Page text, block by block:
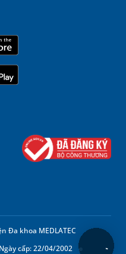
Đa khoa MEDLATEC
Ngày cấp: 22/04/2002